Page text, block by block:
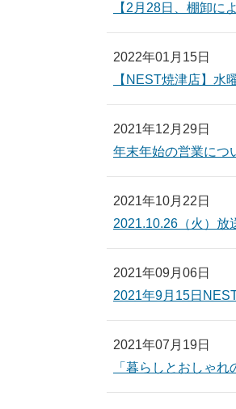
【2月28日、棚卸に
2022年01月15日
【NEST焼津店】水
2021年12月29日
年末年始の営業につ
2021年10月22日
2021.10.26（火）
2021年09月06日
2021年9月15日
2021年07月19日
「暮らしとおしゃ